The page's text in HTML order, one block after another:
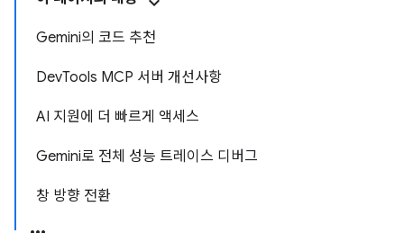
Gemini의 코드 추천
DevTools MCP 서버 개선사항
AI 지원에 더 빠르게 액세스
Gemini로 전체 성능 트레이스 디버그
창 방향 전환